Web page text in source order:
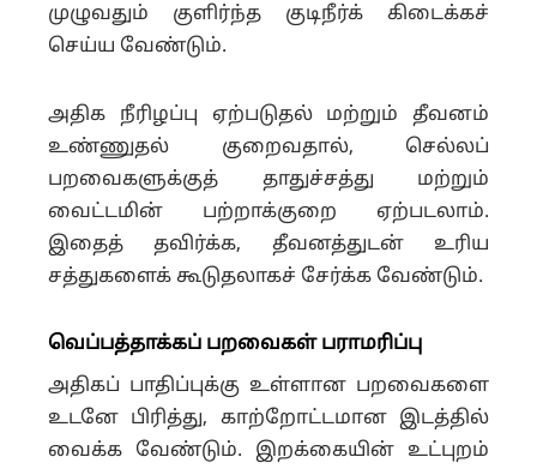
முழுவதும் குளிர்ந்த குடிநீர்க் கிடைக்கச்
செய்ய வேண்டும்.
அதிக நீரிழப்பு ஏற்படுதல் மற்றும் தீவனம்
உண்ணுதல் குறைவதால், செல்லப்
பறவைகளுக்குத் தாதுச்சத்து மற்றும்
வைட்டமின் பற்றாக்குறை ஏற்படலாம்.
இதைத் தவிர்க்க, தீவனத்துடன் உரிய
சத்துகளைக் கூடுதலாகச் சேர்க்க வேண்டும்.
வெப்பத்தாக்கப் பறவைகள் பராமரிப்பு
அதிகப் பாதிப்புக்கு உள்ளான பறவைகளை
உடனே பிரித்து, காற்றோட்டமான இடத்தில்
வைக்க வேண்டும். இறக்கையின் உட்புறம்